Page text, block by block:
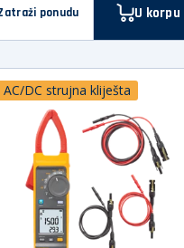
ponudu U korpu
AC/DC strujna kliješta